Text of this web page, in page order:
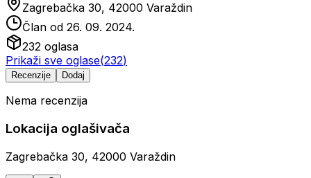
Zagrebačka 30, 42000 Varaždin
Član od 26. 09. 2024.
232 oglasa
Prikaži sve oglase(232)
Recenzije Dodaj
Nema recenzija
Lokacija oglašivača
Zagrebačka 30, 42000 Varaždin